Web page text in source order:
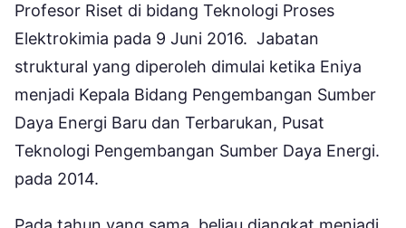
Profesor Riset di bidang Teknologi Proses
Elektrokimia pada 9 Juni 2016. Jabatan
struktural yang diperoleh dimulai ketika Eniya
menjadi Kepala Bidang Pengembangan Sumber
Daya Energi Baru dan Terbarukan, Pusat
Teknologi Pengembangan Sumber Daya Energi.
pada 2014.